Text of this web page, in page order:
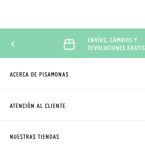
ENVÍOS, CAMBIOS Y
DEVOLUCIONES GRATIS
ACERCA DE PISAMONAS
CÓMO COMPRAR
ATENCIÓN AL CLIENTE
NUESTRAS TIENDAS